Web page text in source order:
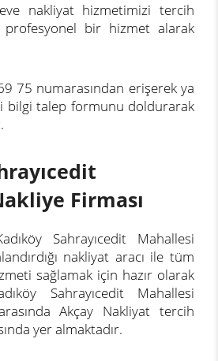
nakliyat hizmetimizi tercih
bir hizmet alarak
75 numarasından erişerek ya
bilgi talep formunu doldurarak
Firması
Sahrayıcedit Mahallesi
nakliyat aracı ile tüm
sağlamak için hazır olarak
Sahrayıcedit Mahallesi
Akçay Nakliyat tercih
yer almaktadır.